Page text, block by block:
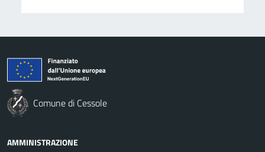
Comune di Cessole
AMMINISTRAZIONE